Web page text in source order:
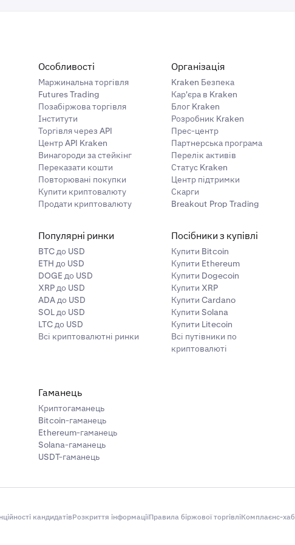
Особливості
Маржинальна торгівля
Futures Trading
Позабіржова торгівля
Інститути
Торгівля через API
Центр API Kraken
Винагороди за стейкінг
Переказати кошти
Повторювані покупки
Купити криптовалюту
Продати криптовалюту
Організація
Kraken Безпека
Кар'єра в Kraken
Блог Kraken
Розробник Kraken
Прес-центр
Партнерська програма
Перелік активів
Статус Kraken
Центр підтримки
Скарги
Breakout Prop Trading
Популярні ринки
BTC до USD
ETH до USD
DOGE до USD
XRP до USD
ADA до USD
SOL до USD
LTC до USD
Всі криптовалютні ринки
Посібники з купівлі
Купити Bitcoin
Купити Ethereum
Купити Dogecoin
Купити XRP
Купити Cardano
Купити Solana
Купити Litecoin
Всі путівники по
криптовалюті
Гаманець
Криптогаманець
Bitcoin-гаманець
Ethereum-гаманець
Solana-гаманець
USDT-гаманець
кандидатівРозкриття інформаціїПравила біржової торгівліКомплаєнс-хаб